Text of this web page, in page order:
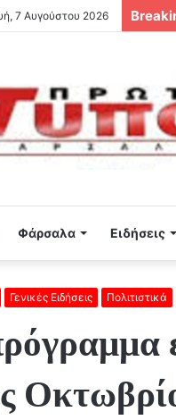
7 Αυγούστου 2026
Φάρσαλα Ειδήσεις
Γενικές Ειδήσεις Πολιτιστικά